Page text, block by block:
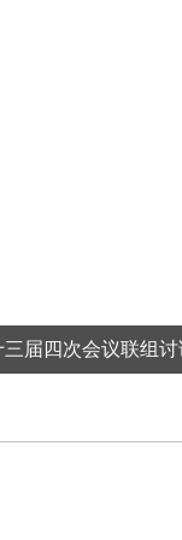
研
、咸宁市调研
、宜昌市调研
届四次会议联组讨